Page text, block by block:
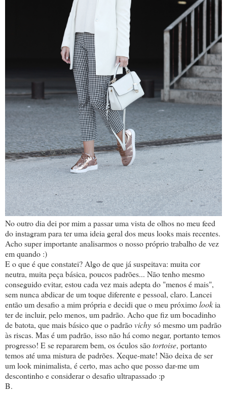
No outro dia dei por mim a passar uma vista de olhos no meu feed
do instagram para ter uma ideia geral dos meus looks mais recentes.
Acho super importante analisarmos o nosso próprio trabalho de vez
em quando :)
E o que é que constatei? Algo de que já suspeitava: muita cor
neutra, muita peça básica, poucos padrões... Não tenho mesmo
conseguido evitar, estou cada vez mais adepta do "menos é mais",
sem nunca abdicar de um toque diferente e pessoal, claro. Lancei
então um desafio a mim própria e decidi que o meu próximolookia
ter de incluir, pelo menos, um padrão. Acho que fiz um bocadinho
de batota, que mais básico que o padrãovichy só mesmo um padrão
às riscas. Mas é um padrão, isso não há como negar, portanto temos
progresso! E se repararem bem, os óculos sãotortoise, portanto
temos até uma mistura de padrões. Xeque-mate! Não deixa de ser
um look minimalista, é certo, mas acho que posso dar-me um
descontinho e considerar o desafio ultrapassado :p
B.